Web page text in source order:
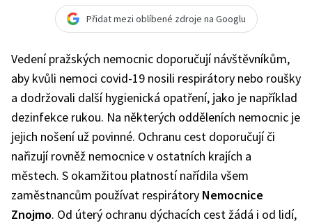
Přidat mezi oblíbené zdroje na Googlu
Vedení pražských nemocnic doporučují návštěvníkům,
aby kvůli nemoci covid-19 nosili respirátory nebo roušky
a dodržovali další hygienická opatření, jako je například
dezinfekce rukou. Na některých odděleních nemocnic je
jejich nošení už povinné. Ochranu cest doporučují či
nařizují rovněž nemocnice v ostatních krajích a
městech. S okamžitou platností nařídila všem
zaměstnancům používat respirátory Nemocnice
Znojmo. Od úterý ochranu dýchacích cest žádá i od lidí,